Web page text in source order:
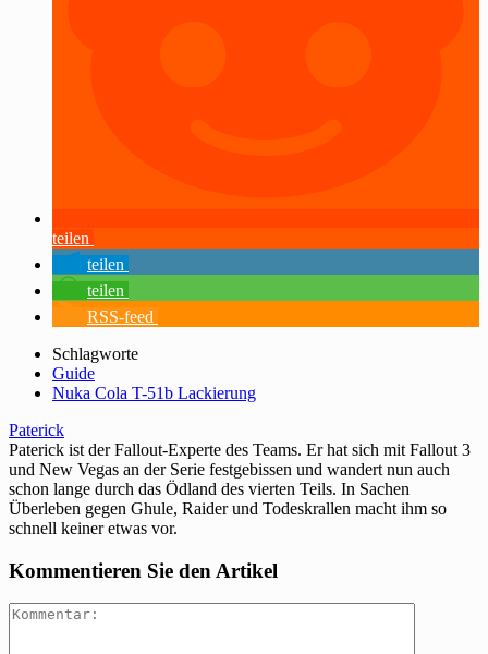
teilen
teilen
teilen
RSS-feed
Schlagworte
Guide
Nuka Cola T-51b Lackierung
Paterick
Paterick ist der Fallout-Experte des Teams. Er hat sich mit Fallout 3
und New Vegas an der Serie festgebissen und wandert nun auch
schon lange durch das Ödland des vierten Teils. In Sachen
Überleben gegen Ghule, Raider und Todeskrallen macht ihm so
schnell keiner etwas vor.
Kommentieren Sie den Artikel